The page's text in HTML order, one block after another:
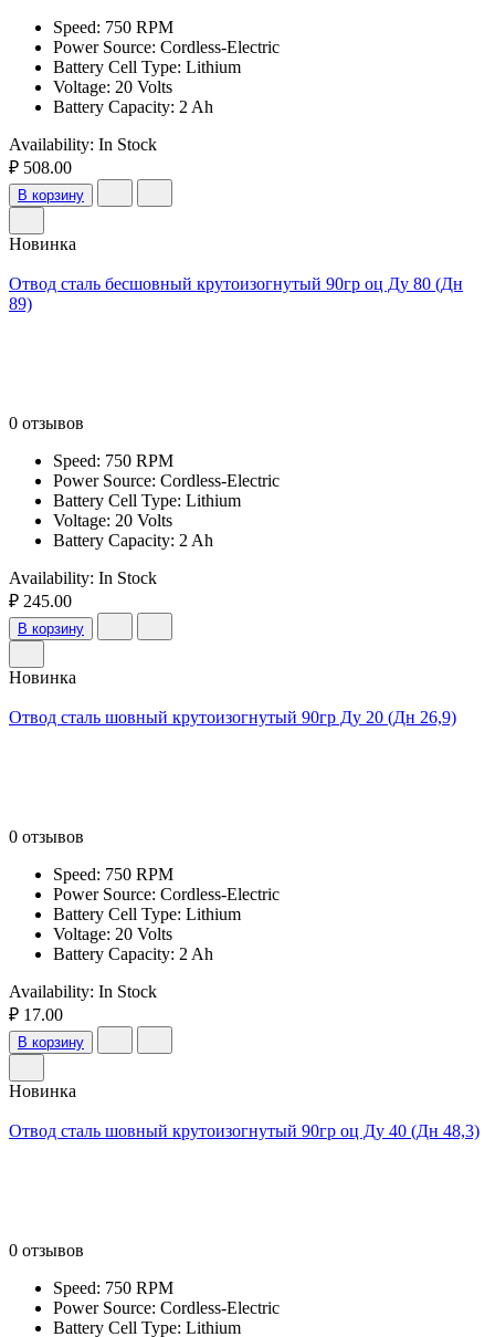
Speed: 750 RPM
Power Source: Cordless-Electric
Battery Cell Type: Lithium
Voltage: 20 Volts
Battery Capacity: 2 Ah
Availability: In Stock
₽ 508.00
В корзину
Новинка
Отвод сталь бесшовный крутоизогнутый 90гр оц Ду 80 (Дн
89)
0 отзывов
Speed: 750 RPM
Power Source: Cordless-Electric
Battery Cell Type: Lithium
Voltage: 20 Volts
Battery Capacity: 2 Ah
Availability: In Stock
₽ 245.00
В корзину
Новинка
Отвод сталь шовный крутоизогнутый 90гр Ду 20 (Дн 26,9)
0 отзывов
Speed: 750 RPM
Power Source: Cordless-Electric
Battery Cell Type: Lithium
Voltage: 20 Volts
Battery Capacity: 2 Ah
Availability: In Stock
₽ 17.00
В корзину
Новинка
Отвод сталь шовный крутоизогнутый 90гр оц Ду 40 (Дн 48,3)
0 отзывов
Speed: 750 RPM
Power Source: Cordless-Electric
Battery Cell Type: Lithium